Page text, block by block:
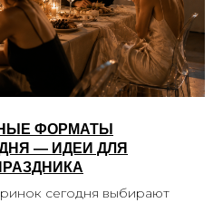
ФОРМАТЫ
— ИДЕИ ДЛЯ
сегодня выбирают